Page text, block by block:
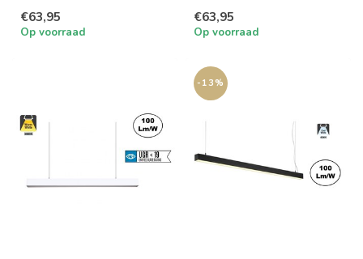
werkplaatsen en...
€63,95
Op voorraad
werkplaatsen en...
€63,95
Op voorraad
-13%